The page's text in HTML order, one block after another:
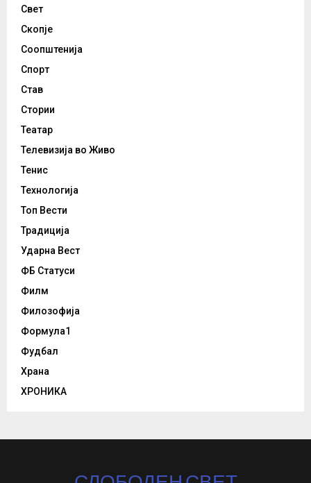
Свет
Скопје
Соопштенија
Спорт
Став
Стории
Театар
Телевизија во Живо
Тенис
Технологија
Топ Вести
Традиција
Ударна Вест
ФБ Статуси
Филм
Филозофија
Формула1
Фудбал
Храна
ХРОНИКА